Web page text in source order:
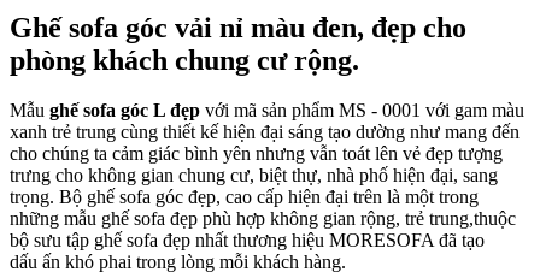
Ghế sofa góc vải nỉ màu đen, đẹp cho
phòng khách chung cư rộng.
Mẫu ghế sofa góc L đẹp với mã sản phẩm MS - 0001 với gam màu
xanh trẻ trung cùng thiết kế hiện đại sáng tạo dường như mang đến
cho chúng ta cảm giác bình yên nhưng vẫn toát lên vẻ đẹp tượng
trưng cho không gian chung cư, biệt thự, nhà phố hiện đại, sang
trọng. Bộ ghế sofa góc đẹp, cao cấp hiện đại trên là một trong
những mẫu ghế sofa đẹp phù hợp không gian rộng, trẻ trung,thuộc
bộ sưu tập ghế sofa đẹp nhất thương hiệu MORESOFA đã tạo
dấu ấn khó phai trong lòng mỗi khách hàng.